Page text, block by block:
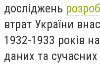
досліджень
втрат України
1932-1933 років
даних та